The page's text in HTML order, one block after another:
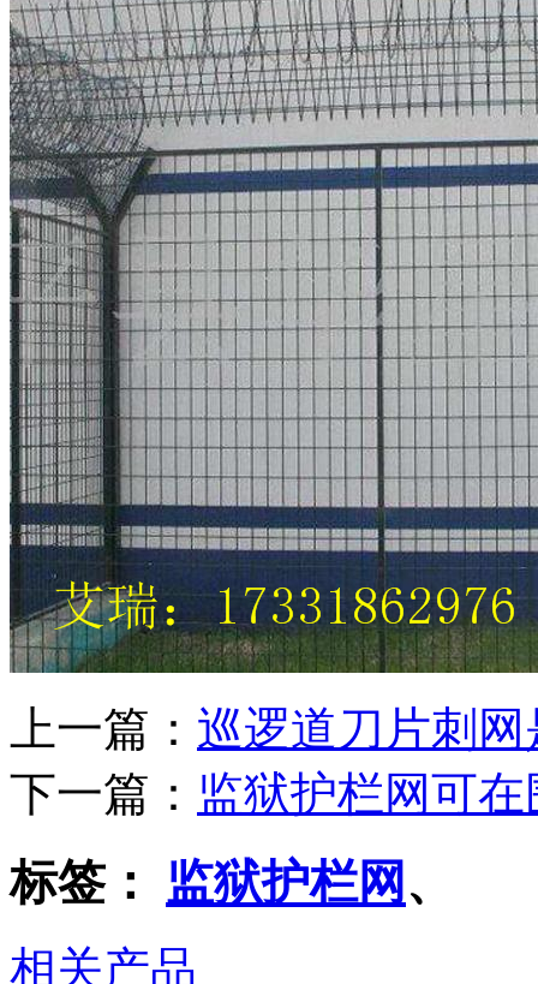
上一篇： 巡逻道刀片刺
下一篇： 监狱护栏网可
标签： 监狱护栏网 、
相关产品